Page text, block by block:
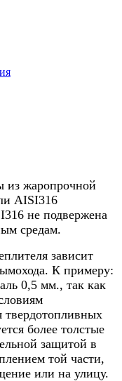
из жаропрочной
AISI316
не подвержена
средам.
зависит
К примеру:
0,5 мм., так как
твердотопливных
более толстые
защитой в
той части,
или на улицу.